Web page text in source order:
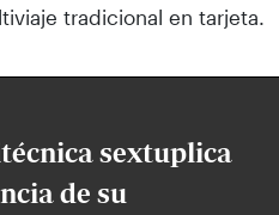
tradicional en tarjeta.
sextuplica
de su